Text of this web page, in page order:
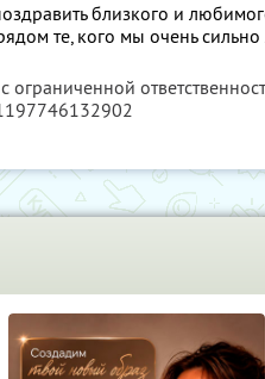
близкого и
те, кого мы очень
ограниченной